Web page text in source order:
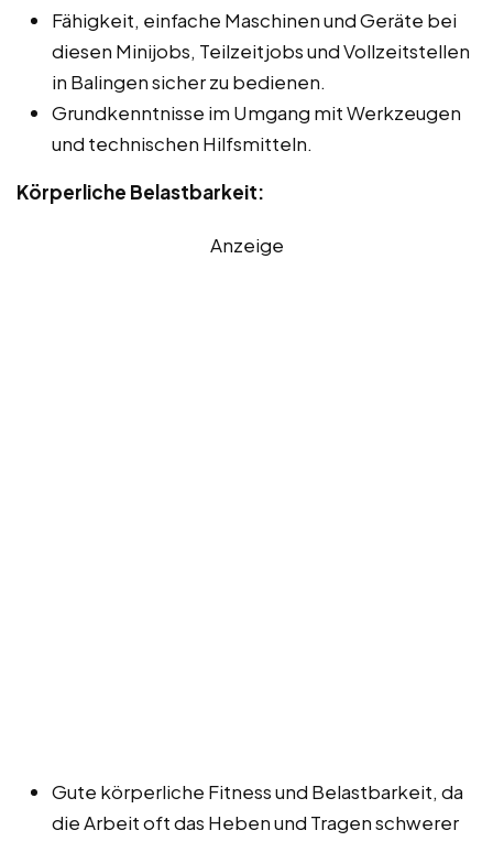
Fähigkeit, einfache Maschinen und Geräte bei
diesen Minijobs, Teilzeitjobs und Vollzeitstellen
in Balingen sicher zu bedienen.
Grundkenntnisse im Umgang mit Werkzeugen
und technischen Hilfsmitteln.
Körperliche Belastbarkeit:
Anzeige
Gute körperliche Fitness und Belastbarkeit, da
die Arbeit oft das Heben und Tragen schwerer